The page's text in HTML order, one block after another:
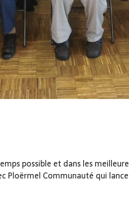
possible et dans les
Ploërmel Communauté qui